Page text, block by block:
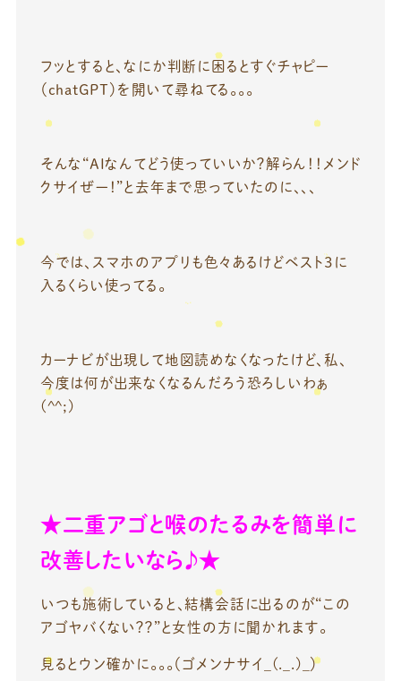
フッとすると、なにか判断に困るとすぐチャピー
（chatGPT）を開いて尋ねてる。。。
そんな“AIなんてどう使っていいか？解らん！！メンド
クサイぜー！”と去年まで思っていたのに、、、
今では、スマホのアプリも色々あるけどベスト３に
入るくらい使ってる。
カーナビが出現して地図読めなくなったけど、私、
今度は何が出来なくなるんだろう恐ろしいわぁ
(^^;)
★二重アゴと喉のたるみを簡単に
改善したいなら♪★
いつも施術していると、結構会話に出るのが“この
アゴヤバくない？？”と女性の方に聞かれます。
見るとウン確かに。。。（ゴメンナサイ_(._.)_）